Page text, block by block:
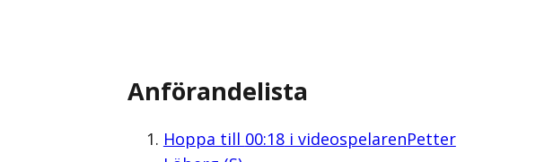
Anförandelista
Hoppa till 00:18i videospelarenPetter